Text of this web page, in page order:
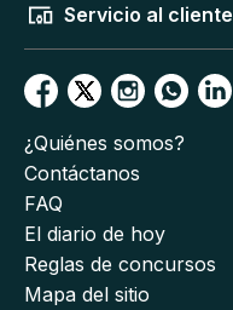
Servicio al cliente
¿Quiénes somos?
Contáctanos
FAQ
El diario de hoy
Reglas de concursos
Mapa del sitio